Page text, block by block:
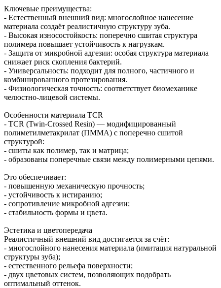
Ключевые преимущества:
- Естественный внешний вид: многослойное нанесение
материала создаёт реалистичную структуру зуба.
- Высокая износостойкость: поперечно сшитая структура
полимера повышает устойчивость к нагрузкам.
- Защита от микробной адгезии: особая структура материала
снижает риск скопления бактерий.
- Универсальность: подходит для полного, частичного и
комбинированного протезирования.
- Физиологическая точность: соответствует биомеханике
челюстно‑лицевой системы.
Особенности материала TCR
- TCR (Twin‑Crossed Resin) — модифицированный
полиметилметакрилат (ПММА) с поперечно сшитой
структурой:
- сшиты как полимер, так и матрица;
- образованы поперечные связи между полимерными цепями.
Это обеспечивает:
- повышенную механическую прочность;
- устойчивость к истиранию;
- сопротивление микробной адгезии;
- стабильность формы и цвета.
Эстетика и цветопередача
Реалистичный внешний вид достигается за счёт:
- многослойного нанесения материала (имитация натуральной
структуры зуба);
- естественного рельефа поверхности;
- двух цветовых систем, позволяющих подобрать
оптимальный оттенок.